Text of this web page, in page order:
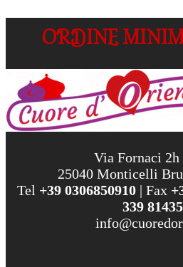
ORDINE
Via Fornaci
25040 Monticelli
Tel +39 0306850910 | Fax
339